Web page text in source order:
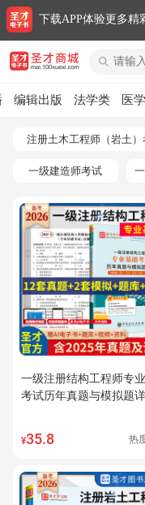
圣才商城
编辑出版 法学类 医
注册土木工程师（岩土）
一级建造师考试
一级注册结构工程师专
考试历年真题与模拟题
¥35.8 热
下载APP体验更多精